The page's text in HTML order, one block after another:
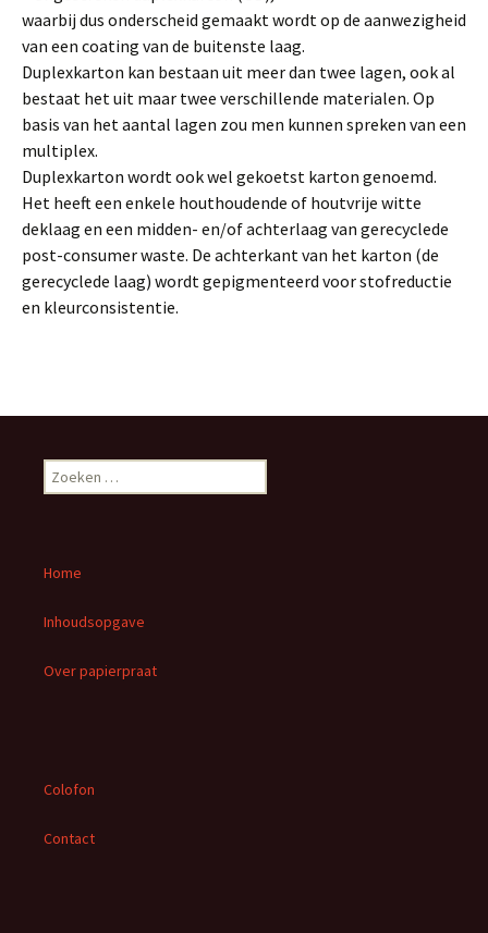
waarbij dus onderscheid gemaakt wordt op de aanwezigheid
van een coating van de buitenste laag.
Duplexkarton kan bestaan uit meer dan twee lagen, ook al
bestaat het uit maar twee verschillende materialen. Op
basis van het aantal lagen zou men kunnen spreken van een
multiplex.
Duplexkarton wordt ook wel gekoetst karton genoemd.
Het heeft een enkele houthoudende of houtvrije witte
deklaag en een midden- en/of achterlaag van gerecyclede
post-consumer waste. De achterkant van het karton (de
gerecyclede laag) wordt gepigmenteerd voor stofreductie
en kleurconsistentie.
o
n
a
r
Home
Inhoudsopgave
Over papierpraat
Colofon
Contact